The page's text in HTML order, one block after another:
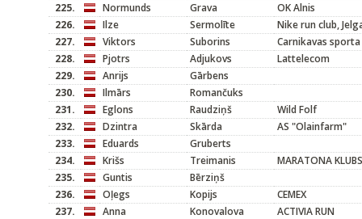
225.
Normunds Grava
OK Alnis
226.
Ilze Sermolīte
Nike run club,
227.
Viktors Suborins
Carnikavas
228.
Pjotrs Adjukovs
Lattelecom
229.
Anrijs
Gārbens
230.
Ilmārs
Romančuks
231.
Eglons Raudziņš
Wild Folf
232.
Dzintra Skārda
AS "Olainfarm"
233.
Eduards
Gruberts
234.
Krišs Treimanis
MARATONA KLUBS
235.
Guntis
Bērziņš
236.
Oļegs Kopijs
CEMEX
237.
Anna Konovalova
ACTIVIA RUN